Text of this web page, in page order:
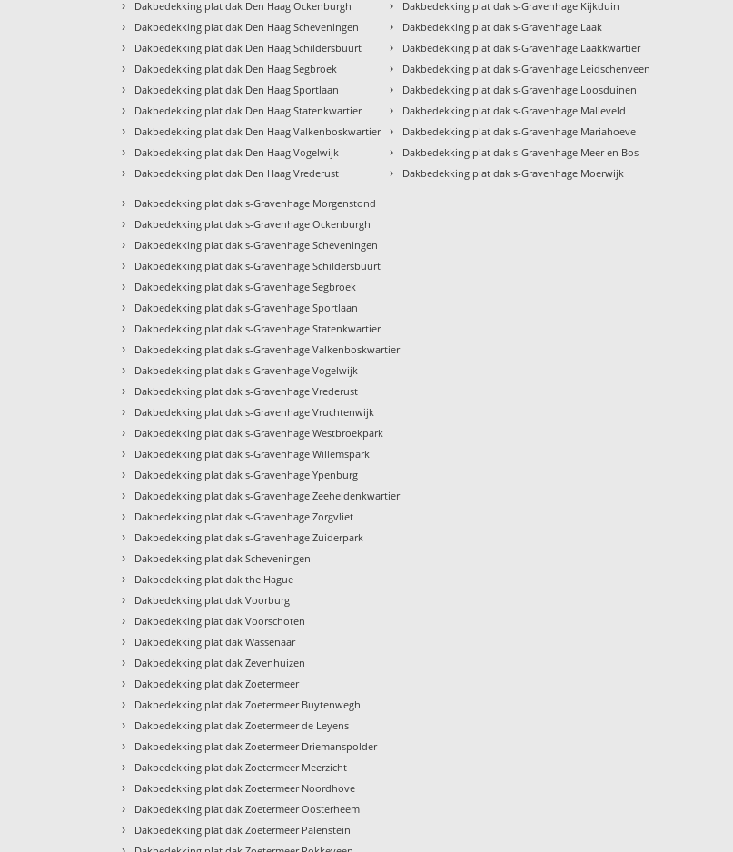
› Dakbedekking plat dak Den Haag Ockenburgh
› Dakbedekking plat dak Den Haag Scheveningen
› Dakbedekking plat dak Den Haag Schildersbuurt
› Dakbedekking plat dak Den Haag Segbroek
› Dakbedekking plat dak Den Haag Sportlaan
› Dakbedekking plat dak Den Haag Statenkwartier
› Dakbedekking plat dak Den Haag Valkenboskwartier
› Dakbedekking plat dak Den Haag Vogelwijk
› Dakbedekking plat dak Den Haag Vrederust
› Dakbedekking plat dak s-Gravenhage Kijkduin
› Dakbedekking plat dak s-Gravenhage Laak
› Dakbedekking plat dak s-Gravenhage Laakkwartier
› Dakbedekking plat dak s-Gravenhage Leidschenveen
› Dakbedekking plat dak s-Gravenhage Loosduinen
› Dakbedekking plat dak s-Gravenhage Malieveld
› Dakbedekking plat dak s-Gravenhage Mariahoeve
› Dakbedekking plat dak s-Gravenhage Meer en Bos
› Dakbedekking plat dak s-Gravenhage Moerwijk
› Dakbedekking plat dak s-Gravenhage Morgenstond
› Dakbedekking plat dak s-Gravenhage Ockenburgh
› Dakbedekking plat dak s-Gravenhage Scheveningen
› Dakbedekking plat dak s-Gravenhage Schildersbuurt
› Dakbedekking plat dak s-Gravenhage Segbroek
› Dakbedekking plat dak s-Gravenhage Sportlaan
› Dakbedekking plat dak s-Gravenhage Statenkwartier
› Dakbedekking plat dak s-Gravenhage Valkenboskwartier
› Dakbedekking plat dak s-Gravenhage Vogelwijk
› Dakbedekking plat dak s-Gravenhage Vrederust
› Dakbedekking plat dak s-Gravenhage Vruchtenwijk
› Dakbedekking plat dak s-Gravenhage Westbroekpark
› Dakbedekking plat dak s-Gravenhage Willemspark
› Dakbedekking plat dak s-Gravenhage Ypenburg
› Dakbedekking plat dak s-Gravenhage Zeeheldenkwartier
› Dakbedekking plat dak s-Gravenhage Zorgvliet
› Dakbedekking plat dak s-Gravenhage Zuiderpark
› Dakbedekking plat dak Scheveningen
› Dakbedekking plat dak the Hague
› Dakbedekking plat dak Voorburg
› Dakbedekking plat dak Voorschoten
› Dakbedekking plat dak Wassenaar
› Dakbedekking plat dak Zevenhuizen
› Dakbedekking plat dak Zoetermeer
› Dakbedekking plat dak Zoetermeer Buytenwegh
› Dakbedekking plat dak Zoetermeer de Leyens
› Dakbedekking plat dak Zoetermeer Driemanspolder
› Dakbedekking plat dak Zoetermeer Meerzicht
› Dakbedekking plat dak Zoetermeer Noordhove
› Dakbedekking plat dak Zoetermeer Oosterheem
› Dakbedekking plat dak Zoetermeer Palenstein